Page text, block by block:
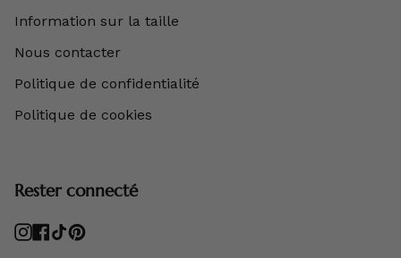
Information sur la taille
Nous contacter
Politique de confidentialité
Politique de cookies
Rester connecté
Instagram
Facebook
TikTokPinterest